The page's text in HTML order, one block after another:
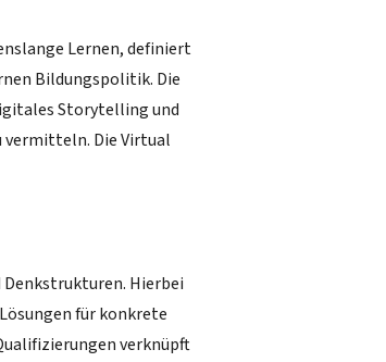
Lernen, definiert
Bildungspolitik. Die
Storytelling und
vermitteln. Die Virtual
Denkstrukturen. Hierbei
für konkrete
verknüpft